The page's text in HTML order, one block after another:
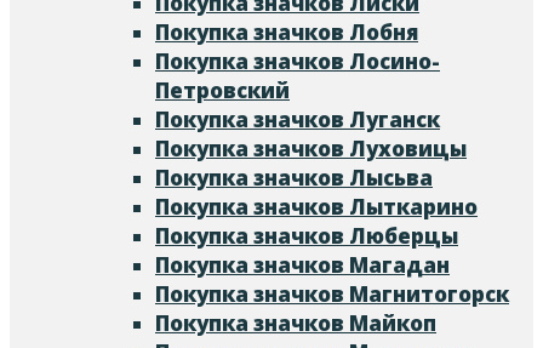
Покупка значков Лобня
Покупка значков Лосино-
Петровский
Покупка значков Луганск
Покупка значков Луховицы
Покупка значков Лысьва
Покупка значков Лыткарино
Покупка значков Люберцы
Покупка значков Магадан
Покупка значков Магнитогорск
Покупка значков Майкоп